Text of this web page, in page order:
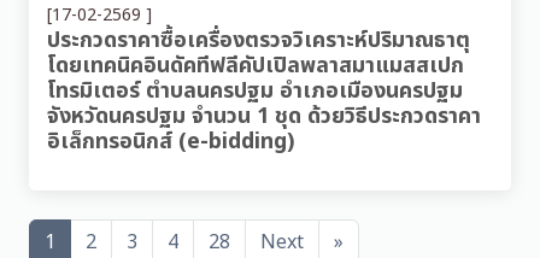
[17-02-2569 ]
ประกวดราคาซื้อเครื่องตรวจวิเคราะห์ปริมาณธาตุ
โดยเทคนิคอินดัคทีฟลีคัปเปิลพลาสมาแมสสเปก
โทรมิเตอร์ ตำบลนครปฐม อำเภอเมืองนครปฐม
จังหวัดนครปฐม จำนวน 1 ชุด ด้วยวิธีประกวดราคา
อิเล็กทรอนิกส์ (e-bidding)
1 2 3 4 28 Next »